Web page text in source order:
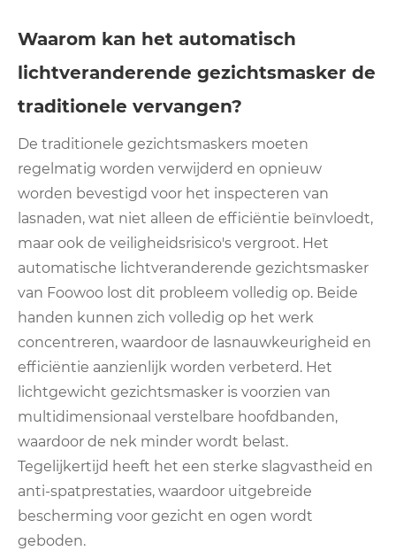
Waarom kan het automatisch
lichtveranderende gezichtsmasker de
traditionele vervangen?
De traditionele gezichtsmaskers moeten
regelmatig worden verwijderd en opnieuw
worden bevestigd voor het inspecteren van
lasnaden, wat niet alleen de efficiëntie beïnvloedt,
maar ook de veiligheidsrisico's vergroot. Het
automatische lichtveranderende gezichtsmasker
van Foowoo lost dit probleem volledig op. Beide
handen kunnen zich volledig op het werk
concentreren, waardoor de lasnauwkeurigheid en
efficiëntie aanzienlijk worden verbeterd. Het
lichtgewicht gezichtsmasker is voorzien van
multidimensionaal verstelbare hoofdbanden,
waardoor de nek minder wordt belast.
Tegelijkertijd heeft het een sterke slagvastheid en
anti-spatprestaties, waardoor uitgebreide
bescherming voor gezicht en ogen wordt
geboden.